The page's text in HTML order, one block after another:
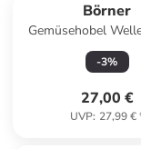
Börner
Gemüsehobel
PowerLine mit
grün
-3%
27,00 €
UVP: 27,99 €